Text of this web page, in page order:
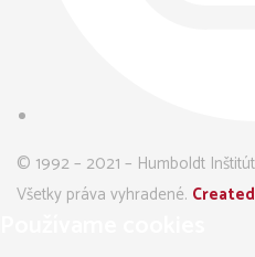
© 1992 – 2021 – Humboldt
Všetky práva vyhradené.